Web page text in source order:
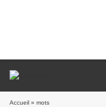
Accueil » mots